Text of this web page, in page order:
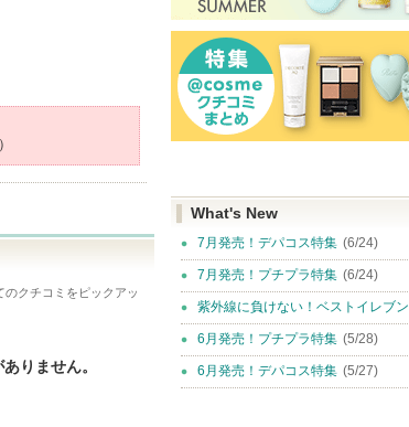
のクチコミをピックアッ
りません。
What's New
7月発売！デパコス特集 (6/24)
7月発売！プチプラ特集 (6/24)
紫外線に負けない！ベストイレブン
6月発売！プチプラ特集 (5/28)
6月発売！デパコス特集 (5/27)